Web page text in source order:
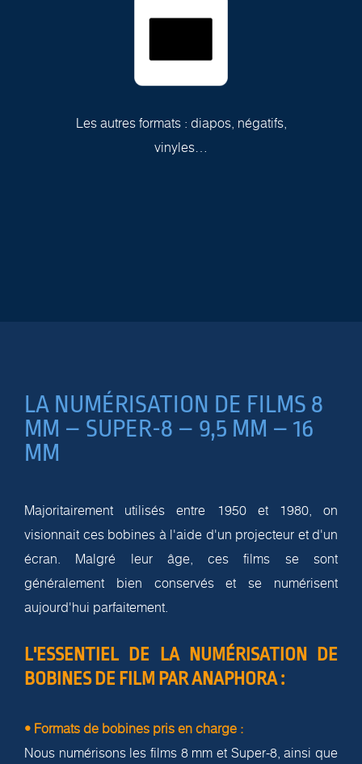
Les autres formats : diapos, négatifs,
vinyles…
LA NUMÉRISATION DE FILMS 8
MM – SUPER-8 – 9,5 MM – 16
MM
Majoritairement utilisés entre 1950 et 1980, on
visionnait ces bobines à l'aide d'un projecteur et d'un
écran. Malgré leur âge, ces films se sont
généralement bien conservés et se numérisent
aujourd'hui parfaitement.
L'ESSENTIEL DE LA NUMÉRISATION DE
BOBINES DE FILM PAR ANAPHORA :
• Formats de bobines pris en charge :
Nous numérisons les films 8 mm et Super-8, ainsi que